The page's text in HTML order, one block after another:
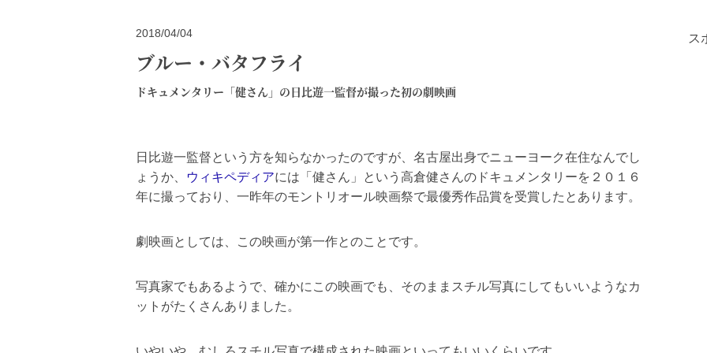
2018/04/04
ブルー・バタフライ
ドキュメンタリー「健さん」の日比遊一監督が撮った初の劇映画
日比遊一監督という方を知らなかったのですが、名古屋出身でニューヨーク在住なんでし
ょうか、
ウィキペディアには「健さん」という高倉健さんのドキュメンタリーを２０１６
年に撮っており、一昨年のモントリオール映画祭で最優秀作品賞を受賞したとあります。
劇映画としては、この映画が第一作とのことです。
写真家でもあるようで、確かにこの映画でも、そのままスチル写真にしてもいいようなカ
ットがたくさんありました。
ス